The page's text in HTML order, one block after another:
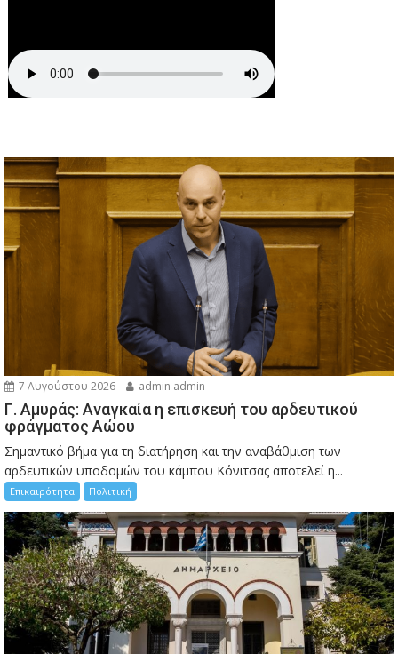
7 Αυγούστου 2026 admin admin
Γ. Αμυράς: Αναγκαία η επισκευή του αρδευτικού
φράγματος Αώου
Σημαντικό βήμα για τη διατήρηση και την αναβάθμιση των
αρδευτικών υποδομών του κάμπου Κόνιτσας αποτελεί η...
Επικαιρότητα Πολιτική